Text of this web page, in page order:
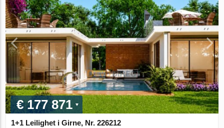
€ 177 871
1+1 Leilighet i Girne, Nr. 226212